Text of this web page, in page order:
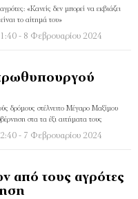
«Κανείς δεν μπορεί να εκβιάζει
το αίτημά του»
- 8 Φεβρουαρίου 2024
δρόμους στέλνειτο Μέγαρο Μαξίμου
στα τα έξι αιτήματα τους
- 7 Φεβρουαρίου 2024
από τους αγρότες